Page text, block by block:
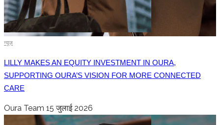
न्यूज़
LILLY MAKES AN EQUITY INVESTMENT IN OURA,
SUPPORTING OURA’S VISION FOR MORE CONNECTED
CARE
Oura Team 15 जुलाई 2026